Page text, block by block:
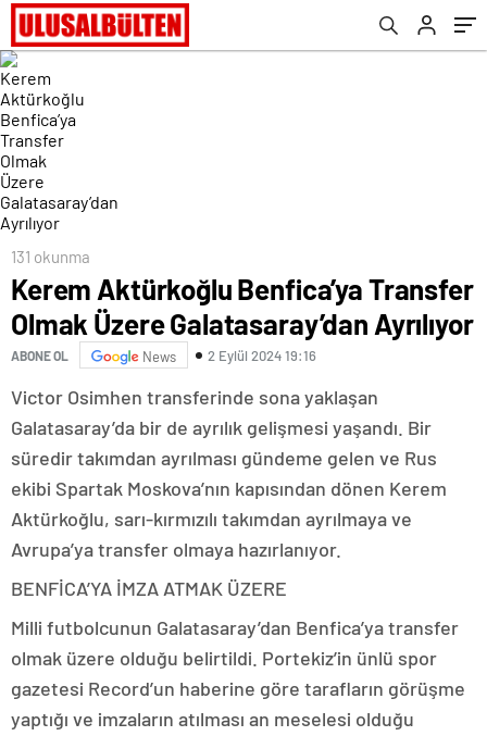
131 okunma
Kerem Aktürkoğlu Benfica’ya Transfer
Olmak Üzere Galatasaray’dan Ayrılıyor
ABONE OL News 2 Eylül 2024 19:16
Victor Osimhen transferinde sona yaklaşan
Galatasaray’da bir de ayrılık gelişmesi yaşandı. Bir
süredir takımdan ayrılması gündeme gelen ve Rus
ekibi Spartak Moskova’nın kapısından dönen Kerem
Aktürkoğlu, sarı-kırmızılı takımdan ayrılmaya ve
Avrupa’ya transfer olmaya hazırlanıyor.
BENFİCA’YA İMZA ATMAK ÜZERE
Milli futbolcunun Galatasaray’dan Benfica’ya transfer
olmak üzere olduğu belirtildi. Portekiz’in ünlü spor
gazetesi Record’un haberine göre tarafların görüşme
yaptığı ve imzaların atılması an meselesi olduğu